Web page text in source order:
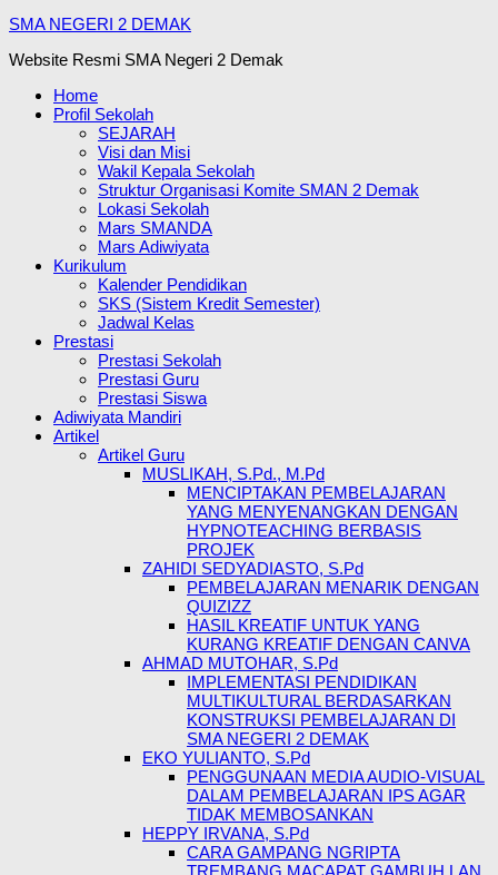
SMA NEGERI 2 DEMAK
Website Resmi SMA Negeri 2 Demak
Home
Profil Sekolah
SEJARAH
Visi dan Misi
Wakil Kepala Sekolah
Struktur Organisasi Komite SMAN 2 Demak
Lokasi Sekolah
Mars SMANDA
Mars Adiwiyata
Kurikulum
Kalender Pendidikan
SKS (Sistem Kredit Semester)
Jadwal Kelas
Prestasi
Prestasi Sekolah
Prestasi Guru
Prestasi Siswa
Adiwiyata Mandiri
Artikel
Artikel Guru
MUSLIKAH, S.Pd., M.Pd
MENCIPTAKAN PEMBELAJARAN
YANG MENYENANGKAN DENGAN
HYPNOTEACHING BERBASIS
PROJEK
ZAHIDI SEDYADIASTO, S.Pd
PEMBELAJARAN MENARIK DENGAN
QUIZIZZ
HASIL KREATIF UNTUK YANG
KURANG KREATIF DENGAN CANVA
AHMAD MUTOHAR, S.Pd
IMPLEMENTASI PENDIDIKAN
MULTIKULTURAL BERDASARKAN
KONSTRUKSI PEMBELAJARAN DI
SMA NEGERI 2 DEMAK
EKO YULIANTO, S.Pd
PENGGUNAAN MEDIA AUDIO-VISUAL
DALAM PEMBELAJARAN IPS AGAR
TIDAK MEMBOSANKAN
HEPPY IRVANA, S.Pd
CARA GAMPANG NGRIPTA